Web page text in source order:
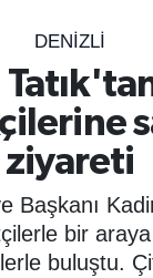
DENIZLI
ziyareti
Başkanı
bir
buluştu.